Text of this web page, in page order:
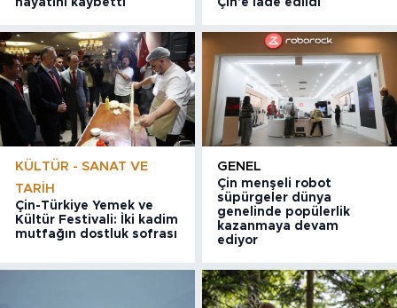
hayatını kaybetti
Çin'e iade edildi
KÜLTÜR - SANAT VE
TARIH
Çin-Türkiye Yemek ve
Kültür Festivali: İki kadim
mutfağın dostluk sofrası
GENEL
Çin menşeli robot
süpürgeler dünya
genelinde popülerlik
kazanmaya devam
ediyor